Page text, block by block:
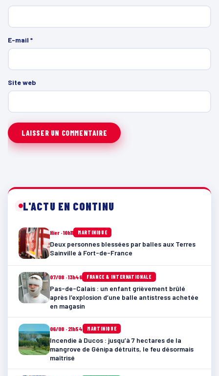
E-mail *
Site web
L'ACTU EN CONTINU
Hier · 10h11 MARTINIQUE
Deux personnes blessées par balles aux Terres
Sainville à Fort-de-France
07/08 · 13h46 FRANCE & INTERNATIONALE
Pas-de-Calais : un enfant grièvement brûlé
après l’explosion d’une balle antistress achetée
en magasin
06/08 · 21h54 MARTINIQUE
Incendie à Ducos : jusqu’à 7 hectares de la
mangrove de Génipa détruits, le feu désormais
maîtrisé